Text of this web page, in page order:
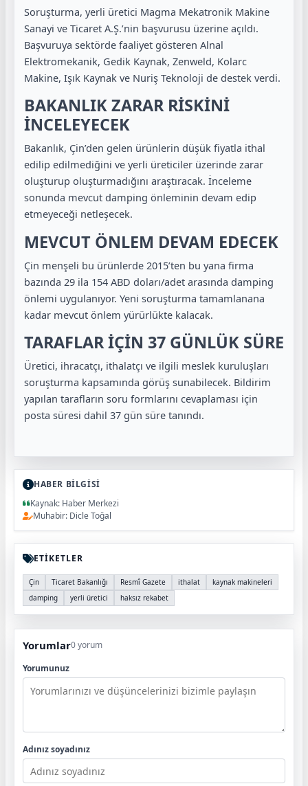
Soruşturma, yerli üretici Magma Mekatronik Makine
Sanayi ve Ticaret A.Ş.’nin başvurusu üzerine açıldı.
Başvuruya sektörde faaliyet gösteren Alnal
Elektromekanik, Gedik Kaynak, Zenweld, Kolarc
Makine, Işık Kaynak ve Nuriş Teknoloji de destek verdi.
BAKANLIK ZARAR RİSKİNİ
İNCELEYECEK
Bakanlık, Çin’den gelen ürünlerin düşük fiyatla ithal
edilip edilmediğini ve yerli üreticiler üzerinde zarar
oluşturup oluşturmadığını araştıracak. İnceleme
sonunda mevcut damping önleminin devam edip
etmeyeceği netleşecek.
MEVCUT ÖNLEM DEVAM EDECEK
Çin menşeli bu ürünlerde 2015’ten bu yana firma
bazında 29 ila 154 ABD doları/adet arasında damping
önlemi uygulanıyor. Yeni soruşturma tamamlanana
kadar mevcut önlem yürürlükte kalacak.
TARAFLAR İÇİN 37 GÜNLÜK SÜRE
Üretici, ihracatçı, ithalatçı ve ilgili meslek kuruluşları
soruşturma kapsamında görüş sunabilecek. Bildirim
yapılan tarafların soru formlarını cevaplaması için
posta süresi dahil 37 gün süre tanındı.
HABER BİLGİSİ
Kaynak: Haber Merkezi
Muhabir: Dicle Toğal
ETİKETLER
Çin Ticaret Bakanlığı Resmî Gazete ithalat
kaynak makineleri
damping
yerli üretici haksız rekabet
Yorumlar0 yorum
Yorumunuz
Adınız soyadınız